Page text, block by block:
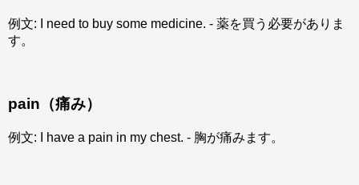
例文: I need to buy some medicine. - 薬を買う必要がありま
す。
pain（痛み）
例文: I have a pain in my chest. - 胸が痛みます。